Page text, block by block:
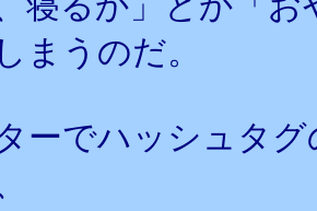
まうのだ。
ーでハッシュタ